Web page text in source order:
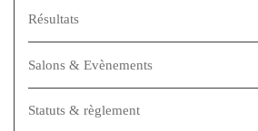
Résultats
Salons & Evènements
Statuts & règlement